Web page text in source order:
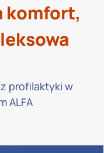
komfort,
profilaktyki w
ALFA